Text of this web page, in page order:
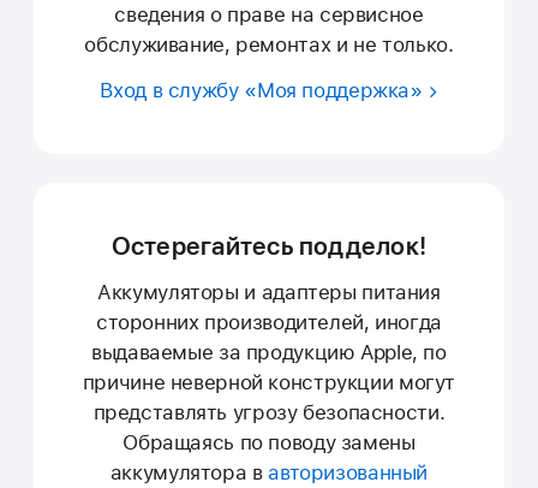
сведения о праве на сервисное
обслуживание, ремонтах и не только.
Вход в службу «Моя поддержка»
Остерегайтесь подделок!
Аккумуляторы и адаптеры питания
сторонних производителей, иногда
выдаваемые за продукцию Apple, по
причине неверной конструкции могут
представлять угрозу безопасности.
Обращаясь по поводу замены
аккумулятора в авторизованный